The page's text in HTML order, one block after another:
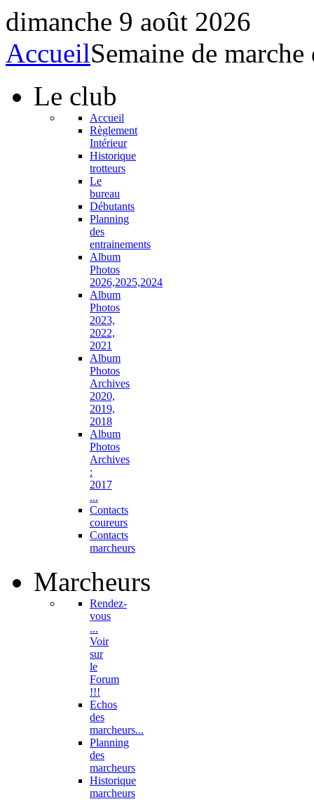
dimanche 9 août 2026
AccueilSemaine de
Le club
Accueil
Règlement
Intérieur
Historique
trotteurs
Le
bureau
Débutants
Planning
des
entrainements
Album
Photos
2026,2025,2024
Album
Photos
2023,
2022,
2021
Album
Photos
Archives
2020,
2019,
2018
Album
Photos
Archives
:
2017
...
Contacts
coureurs
Contacts
marcheurs
Marcheurs
Rendez-
vous
...
Voir
sur
le
Forum
!!!
Echos
des
marcheurs...
Planning
des
marcheurs
Historique
marcheurs